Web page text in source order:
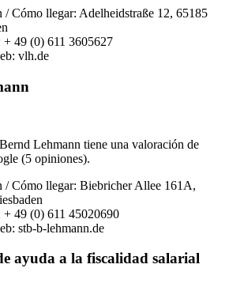
/ Cómo llegar: Adelheidstraße 12, 65185
+ 49 (0) 611 3605627
vlh.de
Lehmann tiene una valoración de
(5 opiniones).
/ Cómo llegar: Biebricher Allee 161A,
+ 49 (0) 611 45020690
stb-b-lehmann.de
ayuda a la fiscalidad salarial